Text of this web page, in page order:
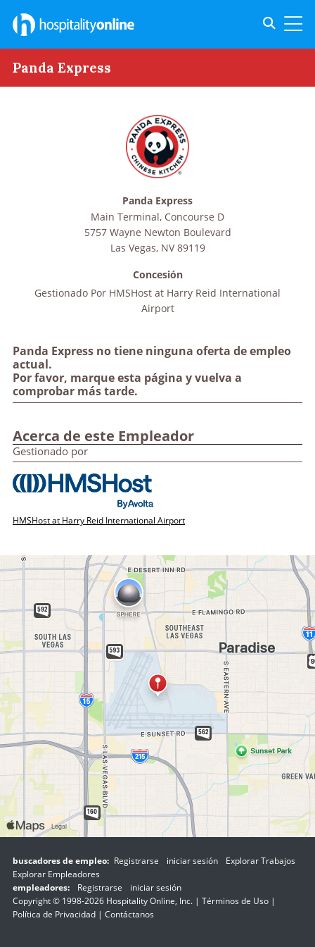
Panda Express
Panda Express no tiene ninguna oferta de empleo
actual.
Por favor, marque esta página y vuelva a
comprobar más tarde.
Panda Express
Main Terminal, Concourse D
5757 Wayne Newton Boulevard
Las Vegas, NV 89119
Concesión
Gestionado Por HMSHost at Harry Reid International
Airport
Acerca de este Empleador
Gestionado por
HMSHost at Harry Reid International Airport
buscadores de empleo: Registrarse iniciar sesión
Explorar Trabajos
Explorar Empleadores
empleadores:
Registrarse
iniciar sesión
Copyright © 1998-2026 Hospitality Online, Inc. | Términos de Uso |
Política de Privacidad | Contáctanos